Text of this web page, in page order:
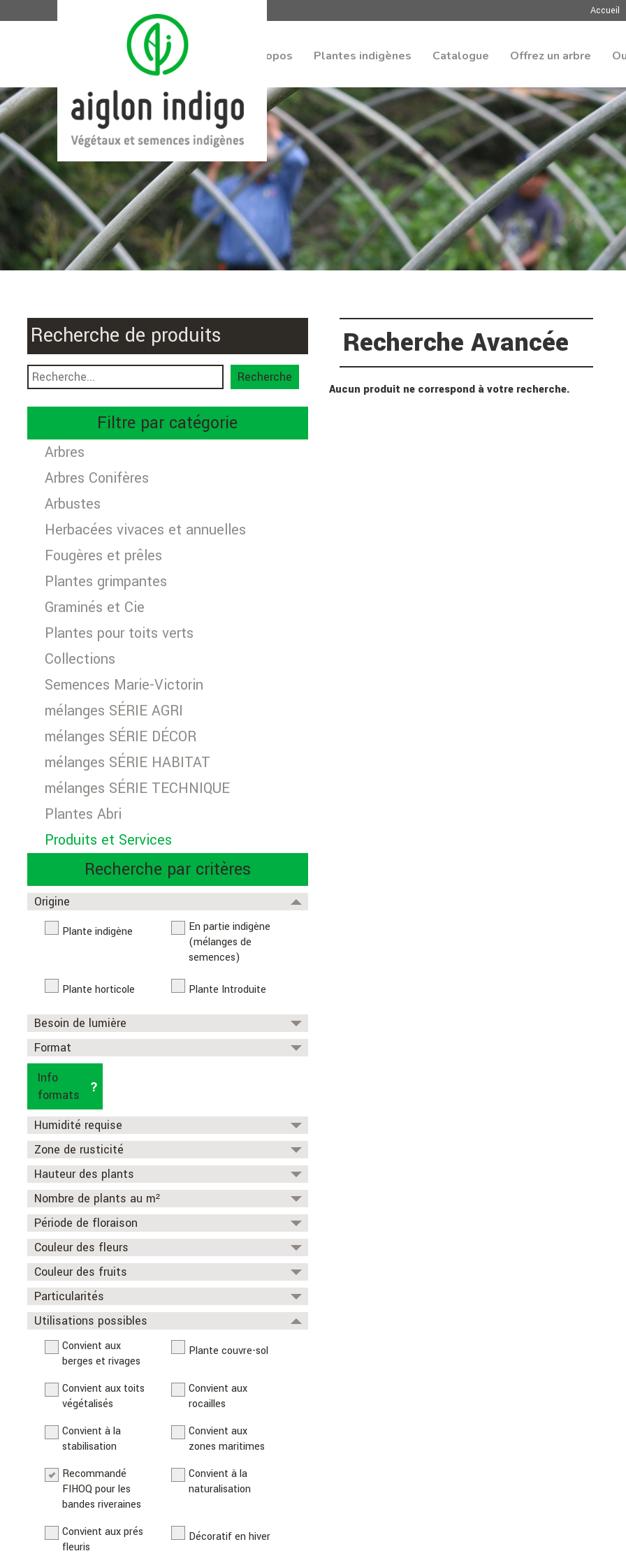
Accueil
À propos Plantes indigènes Catalogue Offrez un arbre
Recherche de produits
Recherche
Filtre par catégorie
Arbres
Arbres Conifères
Arbustes
Herbacées vivaces et annuelles
Fougères et prêles
Plantes grimpantes
Graminés et Cie
Plantes pour toits verts
Collections
Semences Marie-Victorin
mélanges SÉRIE AGRI
mélanges SÉRIE DÉCOR
mélanges SÉRIE HABITAT
mélanges SÉRIE TECHNIQUE
Plantes Abri
Produits et Services
Recherche par critères
Origine
Plante indigène
En partie indigène
(mélanges de
semences)
Plante horticole Plante Introduite
Besoin de lumière
Format
Info
formats
Humidité requise
Sec Frais
Détrempé
Activer le filtre
Zone de rusticité
1 1a 2 2a
Activer le filtre
Hauteur des plants
Nombre de plants au m²
Période de floraison
Avril Mai
Juin Juillet
Août
Octobre Novembre
Couleur des fleurs
Couleur des fruits
Particularités
Plante médicinale
Odorante
Comportement
potentiellement
agressif
Convient aux sols
acides
Utilisations possibles
Convient aux
berges et rivages
Plante couvre-sol
Convient aux toits
végétalisés
Convient aux
rocailles
Convient à la
stabilisation
Convient aux
zones maritimes
Recommandé
FIHOQ pour les
bandes riveraines
Convient à la
naturalisation
Convient aux prés
fleuris
Décoratif en hiver
Recherche Avancée
Aucun produit ne correspond à votre recherche.